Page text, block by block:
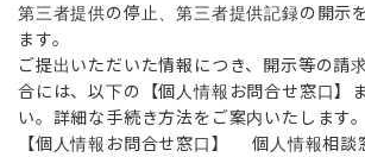
第三者提供の停止、第三者提供記録の開示
ます。
ご提出いただいた情報につき、開示等の請
合には、以下の【個人情報お問合せ窓口】
い。詳細な手続き方法をご案内いたします。
【個人情報お問合せ窓口】 個人情報相談